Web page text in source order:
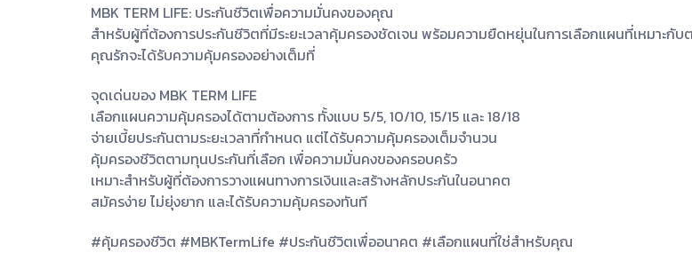
MBK TERM LIFE: ประกันชีวิตเพื่อความมั่นคงของคุณ
สำหรับผู้ที่ต้องการประกันชีวิตที่มีระยะเวลาคุ้มครองชัดเจน พร้อมความยืดหยุ่นในการเลือกแผนที่เหมาะกั
คุณรักจะได้รับความคุ้มครองอย่างเต็มที่
จุดเด่นของ MBK TERM LIFE
เลือกแผนความคุ้มครองได้ตามต้องการ ทั้งแบบ 5/5, 10/10, 15/15 และ 18/18
จ่ายเบี้ยประกันตามระยะเวลาที่กำหนด แต่ได้รับความคุ้มครองเต็มจำนวน
คุ้มครองชีวิตตามทุนประกันที่เลือก เพื่อความมั่นคงของครอบครัว
เหมาะสำหรับผู้ที่ต้องการวางแผนทางการเงินและสร้างหลักประกันในอนาคต
สมัครง่าย ไม่ยุ่งยาก และได้รับความคุ้มครองทันที
#คุ้มครองชีวิต #MBKTermLife #ประกันชีวิตเพื่ออนาคต #เลือกแผนที่ใช่สำหรับคุณ